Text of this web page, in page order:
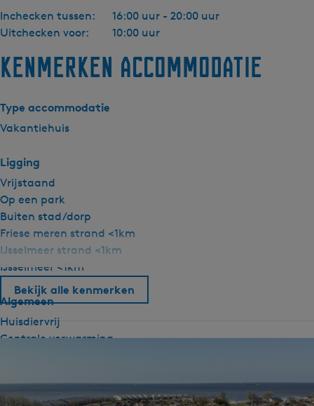
Inchecken tussen:
16:00 uur - 20:00 uur
Uitchecken voor:
10:00 uur
Kenmerken accommodatie
Type accommodatie
Vakantiehuis
Ligging
Vrijstaand
Op een park
Buiten stad/dorp
Friese meren strand <1km
IJsselmeer strand <1km
IJsselmeer <1km
Algemeen
Huisdiervrij
Centrale verwarming
Dekbedden
Bekijk alle kenmerken